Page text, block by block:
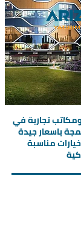
تجارية في
باسعار جيدة
مناسبة